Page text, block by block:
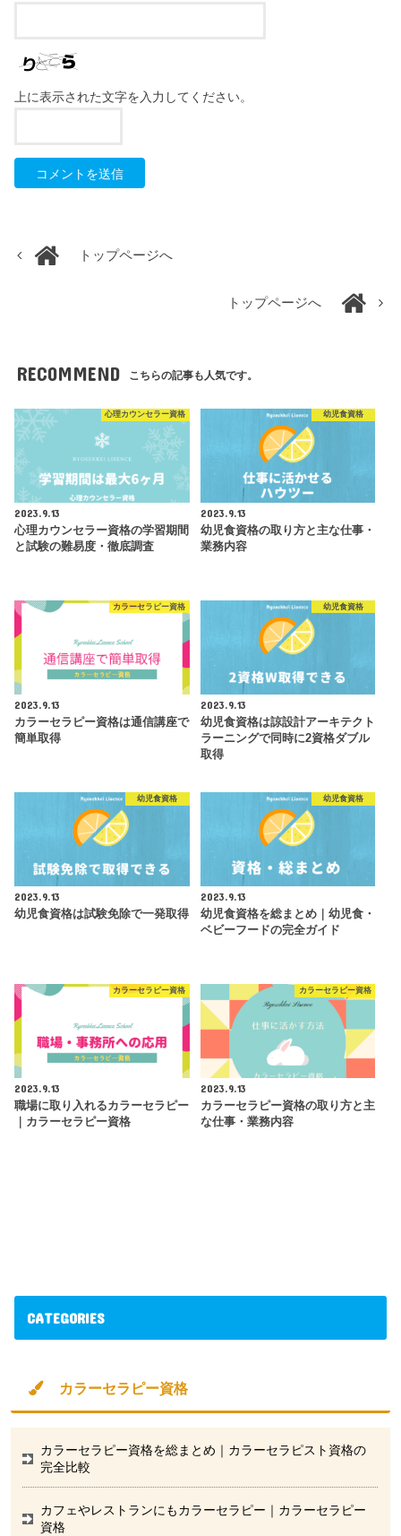
上に表示された文字を入力してください。
トップページへ
トップページへ
RECOMMEND こちらの記事も人気です。
心理カウンセラー資格
2023.9.13
心理カウンセラー資格の学習期間
と試験の難易度・徹底調査
幼児食資格
2023.9.13
幼児食資格の取り方と主な仕事・
業務内容
カラーセラピー資格
2023.9.13
カラーセラピー資格は通信講座で
簡単取得
幼児食資格
2023.9.13
幼児食資格は諒設計アーキテクト
ラーニングで同時に2資格ダブル
取得
幼児食資格
2023.9.13
幼児食資格は試験免除で一発取得
幼児食資格
2023.9.13
幼児食資格を総まとめ｜幼児食・
ベビーフードの完全ガイド
カラーセラピー資格
2023.9.13
職場に取り入れるカラーセラピー
｜カラーセラピー資格
カラーセラピー資格
2023.9.13
カラーセラピー資格の取り方と主
な仕事・業務内容
CATEGORIES
カラーセラピー資格
カラーセラピー資格を総まとめ｜カラーセラピスト資格の
完全比較
カフェやレストランにもカラーセラピー｜カラーセラピー
資格